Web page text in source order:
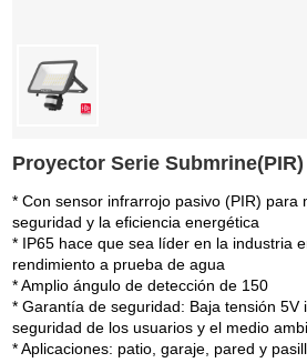
Proyector Serie Submrine(PIR)
* Con sensor infrarrojo pasivo (PIR) para
seguridad y la eficiencia energética
* IP65 hace que sea líder en la industria
rendimiento a prueba de agua
* Amplio ángulo de detección de 150
* Garantía de seguridad: Baja tensión 5V
seguridad de los usuarios y el medio
* Aplicaciones: patio, garaje, pared y